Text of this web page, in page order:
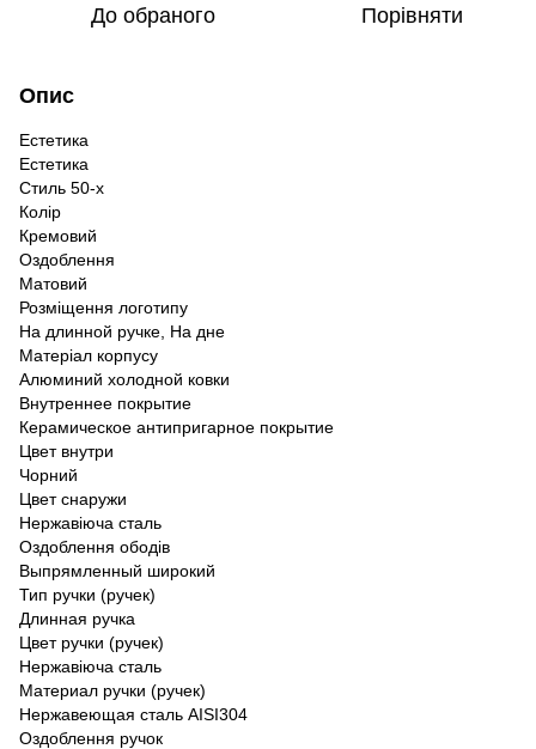
До обраного Порівняти
Опис
Естетика
Естетика
Стиль 50-х
Колір
Кремовий
Оздоблення
Матовий
Розміщення логотипу
На длинной ручке, На дне
Матеріал корпусу
Алюминий холодной ковки
Внутреннее покрытие
Керамическое антипригарное покрытие
Цвет внутри
Чорний
Цвет снаружи
Нержавіюча сталь
Оздоблення ободів
Выпрямленный широкий
Тип ручки (ручек)
Длинная ручка
Цвет ручки (ручек)
Нержавіюча сталь
Материал ручки (ручек)
Нержавеющая сталь AISI304
Оздоблення ручок